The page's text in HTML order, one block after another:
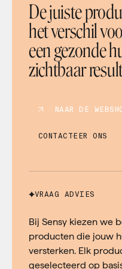
De juiste
het verschil
een gezonde
zichtbaar
NAAR DE
CONTACTEER ONS
VRAAG ADVIES
Bij Sensy kiezen we
producten die jouw
versterken. Elk
geselecteerd op